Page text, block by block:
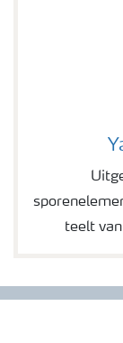
teelt